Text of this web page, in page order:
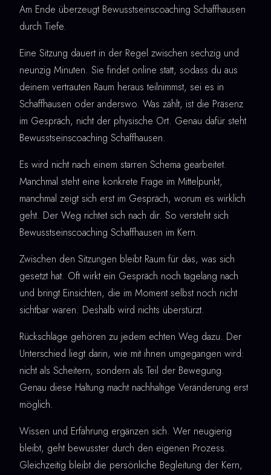
Am Ende überzeugt Bewusstseinscoaching Schaffhausen
durch Tiefe.
Eine Sitzung dauert in der Regel zwischen sechzig und
neunzig Minuten. Sie findet online statt, sodass du aus
deinem vertrauten Raum heraus teilnimmst, sei es in
Schaffhausen oder anderswo. Was zählt, ist die Präsenz
im Gespräch, nicht der physische Ort. Genau dafür steht
Bewusstseinscoaching Schaffhausen.
Es wird nicht nach einem starren Schema gearbeitet.
Manchmal steht eine konkrete Frage im Mittelpunkt,
manchmal zeigt sich erst im Gespräch, worum es wirklich
geht. Der Weg richtet sich nach dir. So versteht sich
Bewusstseinscoaching Schaffhausen im Kern.
Zwischen den Sitzungen bleibt Raum für das, was sich
gesetzt hat. Oft wirkt ein Gespräch noch tagelang nach
und bringt Einsichten, die im Moment selbst noch nicht
sichtbar waren. Deshalb wird nichts überstürzt.
Rückschläge gehören zu jedem echten Weg dazu. Der
Unterschied liegt darin, wie mit ihnen umgegangen wird:
nicht als Scheitern, sondern als Teil der Bewegung.
Genau diese Haltung macht nachhaltige Veränderung erst
möglich.
Wissen und Erfahrung ergänzen sich. Wer neugierig
bleibt, geht bewusster durch den eigenen Prozess.
Gleichzeitig bleibt die persönliche Begleitung der Kern,